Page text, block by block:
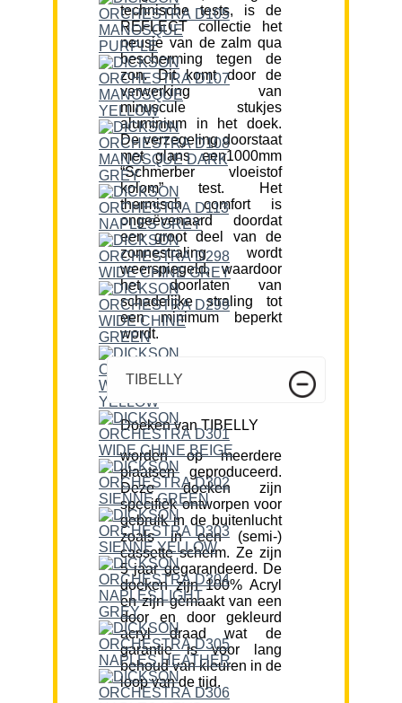
technische tests, is de
REFLECT collectie het
neusje van de zalm qua
bescherming tegen de
zon. Dit komt door de
verwerking van
minuscule stukjes
aluminium in het doek.
De verzegeling doorstaat
met glans een1000mm
“Schmerber vloeistof
kolom” test. Het
thermisch comfort is
ongeëvenaard doordat
een groot deel van de
zonnestraling wordt
weerspiegeld, waardoor
het doorlaten van
schadelijke straling tot
een minimum beperkt
wordt.
TIBELLY
Doeken van TIBELLY
worden op meerdere
plaatsen geproduceerd.
Deze doeken zijn
specifiek ontworpen voor
gebruik in de buitenlucht
zoals in een (semi-)
cassette scherm. Ze zijn
5 jaar gegarandeerd. De
doeken zijn 100% Acryl
en zijn gemaakt van een
door en door gekleurd
acryl draad wat de
garantie is voor lang
behoud van kleuren in de
loop van de tijd.